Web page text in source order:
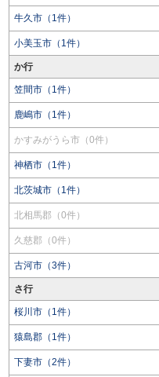
牛久市（1件）
小美玉市（1件）
か行
笠間市（1件）
鹿嶋市（1件）
かすみがうら市（0件）
神栖市（1件）
北茨城市（1件）
北相馬郡（0件）
久慈郡（0件）
古河市（3件）
さ行
桜川市（1件）
猿島郡（1件）
下妻市（2件）